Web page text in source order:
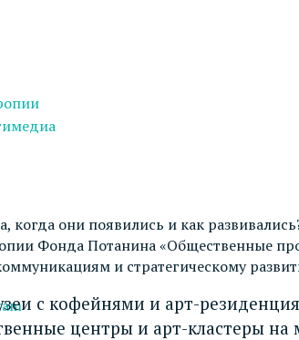
когда они появились и как
Фонда Потанина «Общественные
и стратегическому
с кофейнями и арт-
центры и арт-кластеры